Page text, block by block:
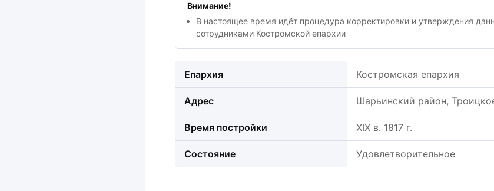
Внимание!
В настоящее время идёт процедура корректировки и утверждения
сотрудниками Костромской епархии
Епархия Костромская епархия
Адрес Шарьинский район,
Время постройки XIX в. 1817 г.
Состояние Удовлетворительное